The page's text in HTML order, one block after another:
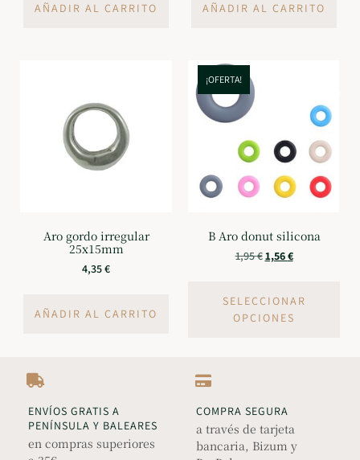
AÑADIR AL CARRITO AÑADIR AL CARRITO
Aro gordo irregular
25x15mm
4,35€
AÑADIR AL CARRITO
¡OFERTA!
B Aro donut silicona
1,95€1,56€
SELECCIONAR
OPCIONES
ENVÍOS GRATIS A
PENÍNSULA Y BALEARES
en compras superiores
COMPRA SEGURA
a través de tarjeta
bancaria, Bizum y